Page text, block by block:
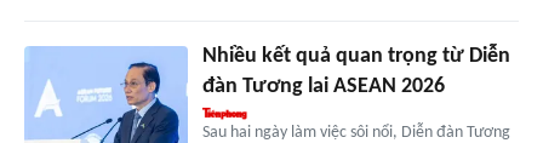
Nhiều kết quả quan trọng từ Diễn
đàn Tương lai ASEAN 2026
Sau hai ngày làm việc sôi nổi, Diễn đàn Tương